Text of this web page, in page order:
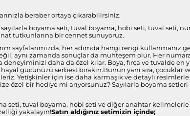
beraber ortaya çıkarabilirsiniz.
sayılarla boyama seti, tuval boyama, hobi seti, tuval seti,
tutkunlarına bir cennet sunuyoruz.
sayfalarımızda, her adımda hangi rengi kullanmanız
aynı zamanda sonuçlar da muhteşem olur. Her
daha da özel kılar. Boya, fırça ve tuvalde en
gücünüzü serbest bırakın.Bunun yanı sıra, çocuklar
Yetişkinler için ise daha karmaşık ve detaylı
özel bir hediye mi arıyorsunuz? Sayılarla boyama
seti, tuval boyama, hobi seti ve diğer anahtar kelimelerle
yakalayın!Satın aldığınız setimizin içinde;